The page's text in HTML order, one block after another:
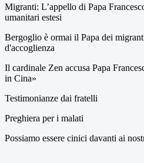
Migranti: L’appello di Papa
umanitari estesi
Bergoglio è ormai il Papa dei
d'accoglienza
Il cardinale Zen accusa Papa
in Cina»
Testimonianze dai fratelli
Preghiera per i malati
Possiamo essere cinici davanti ai